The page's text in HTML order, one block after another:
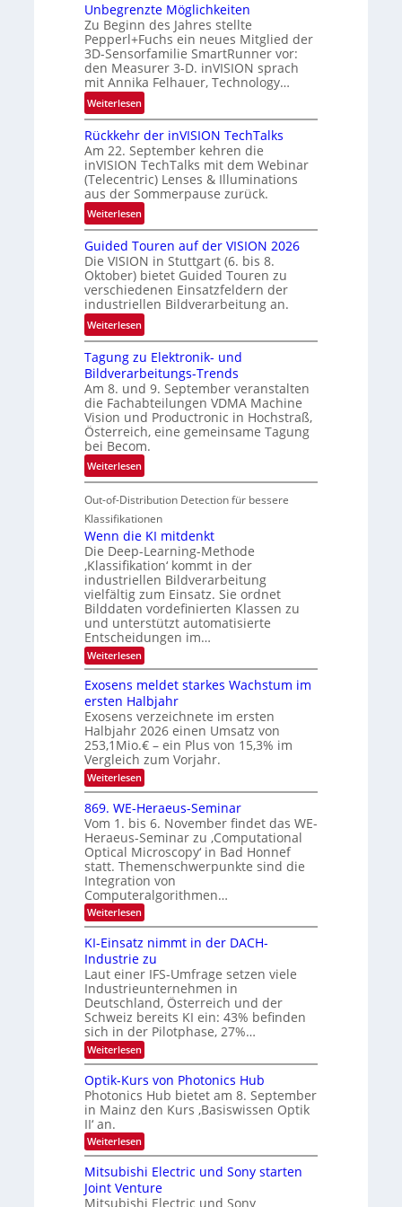
-
R
u
n
d
e
e
w
s
‘
Unbegrenzte Möglichkeiten
Zu Beginn des Jahres stellte
Pepperl+Fuchs ein neues Mitglied der
3D-Sensorfamilie SmartRunner vor:
den Measurer 3-D. inVISION sprach
mit Annika Felhauer, Technology…
Weiterlesen:
U
n
b
e
g
r
e
z
t
e
M
ö
g
l
i
c
h
k
e
t
e
Rückkehr der inVISION TechTalks
Am 22. September kehren die
inVISION TechTalks mit dem Webinar
(Telecentric) Lenses & Illuminations
aus der Sommerpause zurück.
Weiterlesen:
R
ü
c
k
k
e
h
d
e
r
i
n
V
I
S
I
O
N
T
e
c
h
T
a
l
k
s
Guided Touren auf der VISION 2026
Die VISION in Stuttgart (6. bis 8.
Oktober) bietet Guided Touren zu
verschiedenen Einsatzfeldern der
industriellen Bildverarbeitung an.
Weiterlesen:
G
u
i
d
e
d
T
o
u
r
a
u
d
e
r
V
I
S
I
O
N
2
0
2
6
Tagung zu Elektronik- und
Bildverarbeitungs-Trends
Am 8. und 9. September veranstalten
die Fachabteilungen VDMA Machine
Vision und Productronic in Hochstraß,
Österreich, eine gemeinsame Tagung
bei Becom.
Weiterlesen:
T
a
g
u
n
g
z
u
E
l
e
k
t
r
o
n
k
-
u
n
d
B
i
l
d
v
e
r
a
r
b
e
i
t
u
n
g
s
-
T
e
Out-of-Distribution Detection für bessere
Klassifikationen
Wenn die KI mitdenkt
Die Deep-Learning-Methode
‚Klassifikation‘ kommt in der
industriellen Bildverarbeitung
vielfältig zum Einsatz. Sie ordnet
Bilddaten vordefinierten Klassen zu
und unterstützt automatisierte
Entscheidungen im…
Weiterlesen:
W
n
n
d
i
e
K
I
m
i
t
d
e
n
k
t
Exosens meldet starkes Wachstum im
ersten Halbjahr
Exosens verzeichnete im ersten
Halbjahr 2026 einen Umsatz von
253,1Mio.€ – ein Plus von 15,3% im
Vergleich zum Vorjahr.
Weiterlesen:
E
x
o
s
e
n
s
m
e
l
d
e
t
t
a
r
k
e
s
W
a
c
h
s
t
u
i
m
e
r
s
t
869. WE-Heraeus-Seminar
Vom 1. bis 6. November findet das WE-
Heraeus-Seminar zu ‚Computational
Optical Microscopy‘ in Bad Honnef
statt. Themenschwerpunkte sind die
Integration von
Computeralgorithmen…
Weiterlesen:
8
9
.
W
E
-
H
e
r
a
e
u
s
-
S
m
i
a
r
KI-Einsatz nimmt in der DACH-
Industrie zu
Laut einer IFS-Umfrage setzen viele
Industrieunternehmen in
Deutschland, Österreich und der
Schweiz bereits KI ein: 43% befinden
sich in der Pilotphase, 27%…
Weiterlesen:
K
-
E
i
s
a
z
n
i
Optik-Kurs von Photonics Hub
Photonics Hub bietet am 8. September
in Mainz den Kurs ‚Basiswissen Optik
II‘ an.
Weiterlesen:
O
p
t
i
k
Mitsubishi Electric und Sony starten
Joint Venture
Mitsubishi Electric und Sony